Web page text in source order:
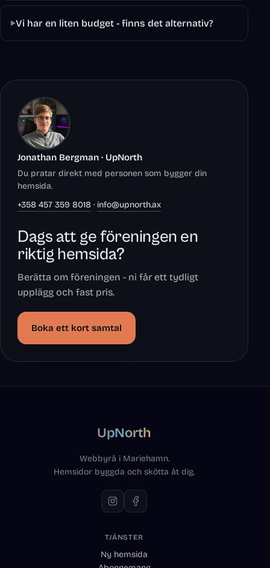
Vi har en liten budget - finns det alternativ?
Jonathan Bergman · UpNorth
Du pratar direkt med personen som bygger din
hemsida.
+358 457 359 8018 · info@upnorth.ax
Dags att ge föreningen en
riktig hemsida?
Berätta om föreningen - ni får ett tydligt
upplägg och fast pris.
Boka ett kort samtal
UpNorth
Webbyrå i Mariehamn.
Hemsidor byggda och skötta åt dig.
TJÄNSTER
Ny hemsida